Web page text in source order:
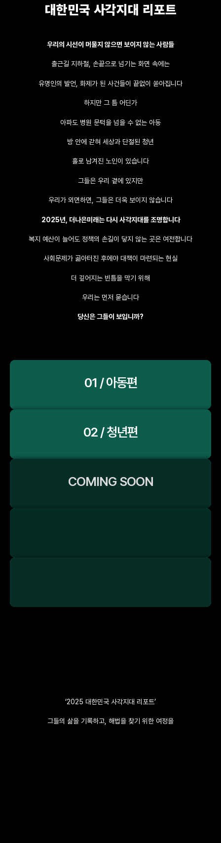
대한민국 사각지대 리포트
우리의 시선이 머물지 않으면 보이지 않는 사람들
출근길 지하철, 손끝으로 넘기는 화면 속에는
유명인의 발언, 화제가 된 사건들이 끝없이 쏟아집니다
하지만 그 틈 어딘가
아파도 병원 문턱을 넘을 수 없는 아동
방 안에 갇혀 세상과 단절된 청년
홀로 남겨진 노인이 있습니다
그들은 우리 곁에 있지만
우리가 외면하면, 그들은 더욱 보이지 않습니다
2025년, 더나은미래는 다시 사각지대를 조명합니다
복지 예산이 늘어도 정책의 손길이 닿지 않는 곳은 여전합니다
사회문제가 곪아터진 후에야 대책이 마련되는 현실
더 깊어지는 빈틈을 막기 위해
우리는 먼저 묻습니다
당신은 그들이 보입니까?
01 / 아동편
02 / 청년편
COMING SOON
COMING SOON
‘2025 대한민국 사각지대 리포트’
그들의 삶을 기록하고, 해법을 찾기 위한 여정을